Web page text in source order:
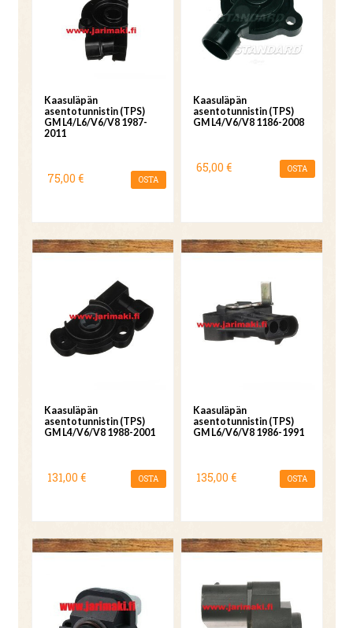
Kaasuläpän
asentotunnistin (TPS)
GM L4/L6/V6/V8 1987-
2011
75,00 € OSTA
Kaasuläpän
asentotunnistin (TPS)
GM L4/V6/V8 1186-2008
65,00 € OSTA
Kaasuläpän
asentotunnistin (TPS)
GM L4/V6/V8 1988-2001
131,00 € OSTA
Kaasuläpän
asentotunnistin (TPS)
GM L6/V6/V8 1986-1991
135,00 € OSTA